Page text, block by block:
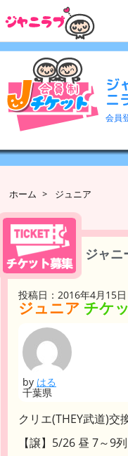
ジ
ニ
会員
ホーム > ジュニア
ジャニ
投稿日：2016年4月15日
ジュニア チケ
by はる
千葉県
クリエ(THEY武道)交
【譲】5/26 昼 7～9